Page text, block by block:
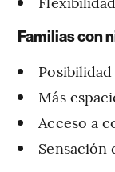
Familias con
Más
Acceso a
Sensación